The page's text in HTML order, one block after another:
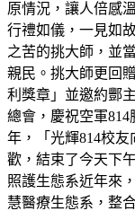
原情況，讓人倍感
行禮如儀，一見如
之苦的挑大師，並
親民。挑大師更回
利獎章」並邀約酆
總會，慶祝空軍814
年，「光輝814校
歡，結束了今天下
照護生態系近年來
慧醫療生態系，整